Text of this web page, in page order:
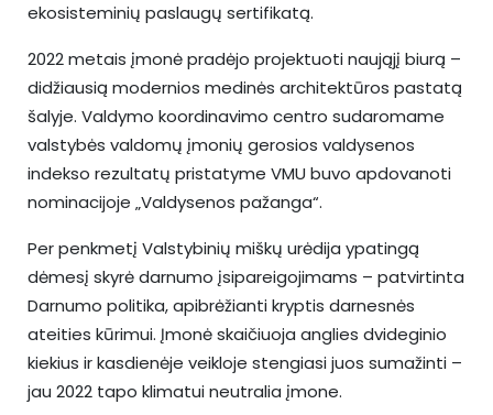
ekosisteminių paslaugų sertifikatą.
2022 metais įmonė pradėjo projektuoti naująjį biurą –
didžiausią modernios medinės architektūros pastatą
šalyje. Valdymo koordinavimo centro sudaromame
valstybės valdomų įmonių gerosios valdysenos
indekso rezultatų pristatyme VMU buvo apdovanoti
nominacijoje „Valdysenos pažanga“.
Per penkmetį Valstybinių miškų urėdija ypatingą
dėmesį skyrė darnumo įsipareigojimams – patvirtinta
Darnumo politika, apibrėžianti kryptis darnesnės
ateities kūrimui. Įmonė skaičiuoja anglies dvideginio
kiekius ir kasdienėje veikloje stengiasi juos sumažinti –
jau 2022 tapo klimatui neutralia įmone.